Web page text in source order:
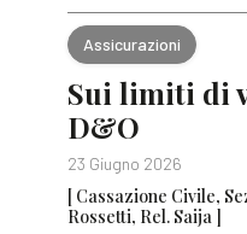
Assicurazioni
Sui limiti di
D&O
23 Giugno 2026
[ Cassazione Civile,
Rossetti, Rel. Saija ]